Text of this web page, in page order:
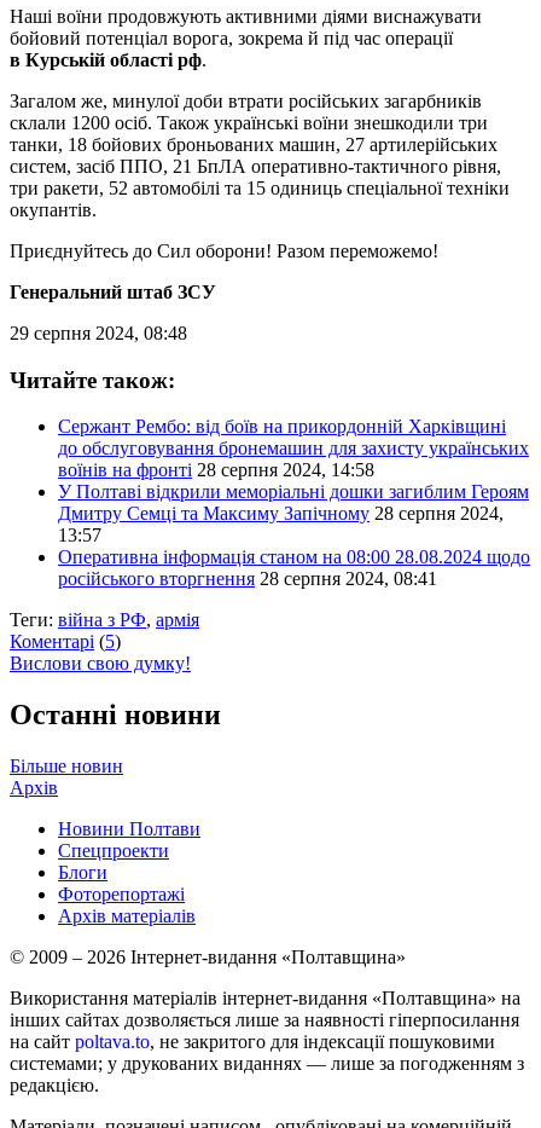
Наші воїни продовжують активними діями виснажувати
бойовий потенціал ворога, зокрема й під час операції
в Курській області рф.
Загалом же, минулої доби втрати російських загарбників
склали 1200 осіб. Також українські воїни знешкодили три
танки, 18 бойових броньованих машин, 27 артилерійських
систем, засіб ППО, 21 БпЛА оперативно-тактичного рівня,
три ракети, 52 автомобілі та 15 одиниць спеціальної техніки
окупантів.
Приєднуйтесь до Сил оборони! Разом переможемо!
Генеральний штаб ЗСУ
29 серпня 2024, 08:48
Читайте також:
Сержант Рембо: від боїв на прикордонній Харківщині
до обслуговування бронемашин для захисту українських
воїнів на фронті 28 серпня 2024, 14:58
У Полтаві відкрили меморіальні дошки загиблим Героям
Дмитру Семці та Максиму Запічному 28 серпня 2024,
13:57
Оперативна інформація станом на 08:00 28.08.2024 щодо
російського вторгнення 28 серпня 2024, 08:41
Теги: війна з РФ, армія
Коментарі (5)
Вислови свою думку!
Останні новини
Більше новин
Архів
Новини Полтави
Спецпроекти
Блоги
Фоторепортажі
Архів матеріалів
© 2009 – 2026 Інтернет-видання «Полтавщина»
Використання матеріалів інтернет-видання «Полтавщина» на
інших сайтах дозволяється лише за наявності гіперпосилання
на сайт poltava.to, не закритого для індексації пошуковими
системами; у друкованих виданнях — лише за погодженням з
редакцією.